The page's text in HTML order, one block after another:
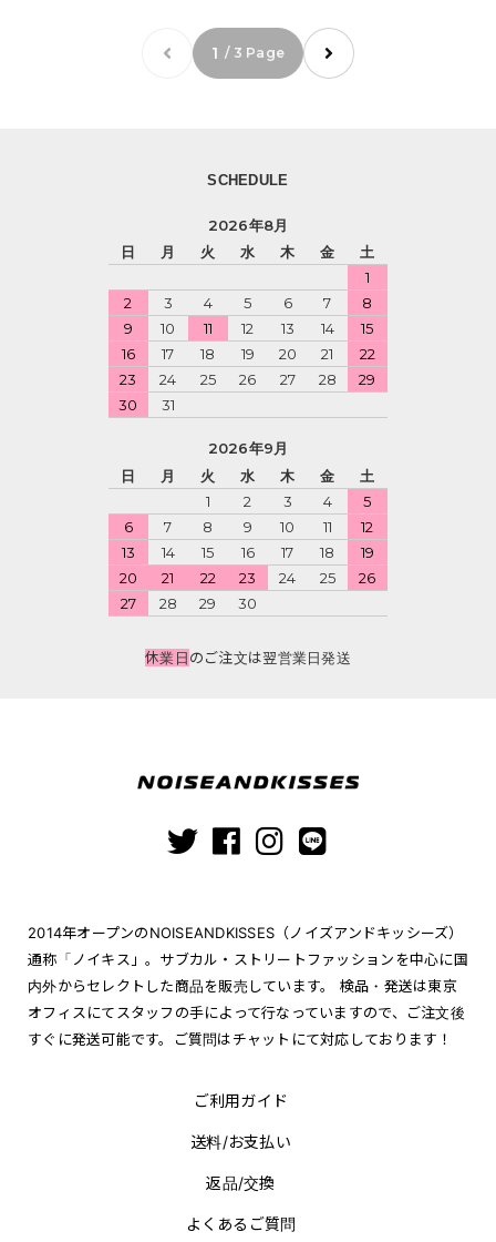
1 / 3 Page
SCHEDULE
2026年8月
日
月 火 水 木 金
土
1
2
3 4 5 6 7
8
9
10 11 12 13 14
15
16
17 18 19 20 21
22
23
24 25 26 27 28
29
30
31
2026年9月
日
月 火 水 木 金
土
1
2 3 4
5
6
7 8 9 10 11
12
13
14 15 16 17 18
19
20
21 22 23 24 25
26
27
28 29 30
休業日のご注文は翌営業日発送
2014年オープンのNOISEANDKISSES（ノイズアンドキッシーズ）
通称「ノイキス」。サブカル・ストリートファッションを中心に国
内外からセレクトした商品を販売しています。 検品・発送は東京
オフィスにてスタッフの手によって行なっていますので、ご注文後
すぐに発送可能です。ご質問はチャットにて対応しております！
ご利用ガイド
送料/お支払い
返品/交換
よくあるご質問